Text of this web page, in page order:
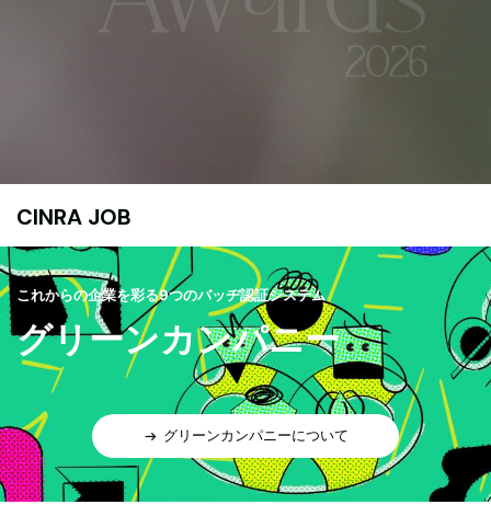
CINRA JOB
これからの企業を彩る9つのバッヂ認証システム
グリーンカンパニー
グリーンカンパニーについて